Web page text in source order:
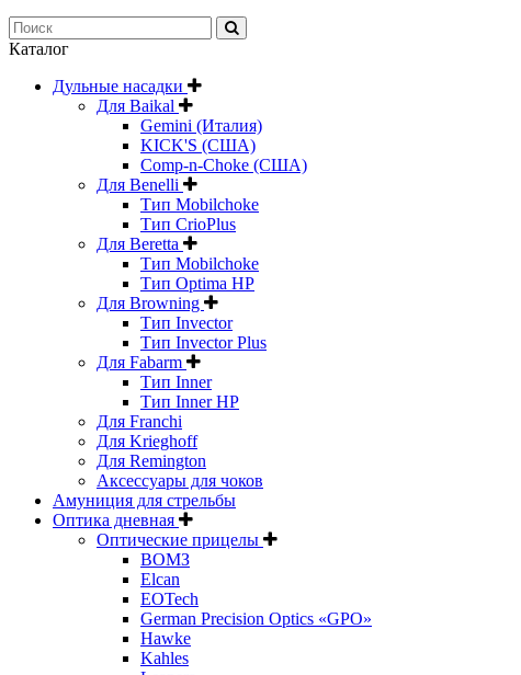
Каталог
Дульные насадки
Для Baikal
Gemini (Италия)
KICK'S (США)
Comp-n-Choke (США)
Для Benelli
Тип Mobilchoke
Тип CrioPlus
Для Beretta
Тип Mobilchoke
Тип Optima HP
Для Browning
Тип Invector
Тип Invector Plus
Для Fabarm
Тип Inner
Тип Inner HP
Для Franchi
Для Krieghoff
Для Remington
Аксессуары для чоков
Амуниция для стрельбы
Оптика дневная
Оптические прицелы
ВОМЗ
Elcan
EOTech
German Precision Optics «GPO»
Hawke
Kahles